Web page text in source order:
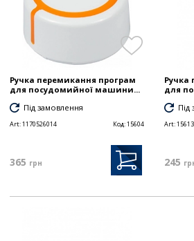
Ручка перемикання програм
для посудомийної машини...
Під замовлення
Art:1170526014 Код:15604
365 грн
Ручка
для
Під
Art:
245